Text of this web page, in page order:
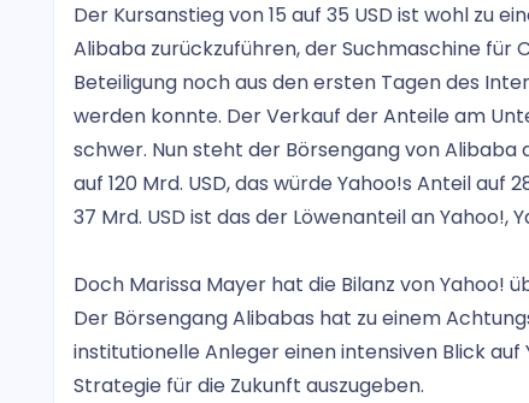
Der Kursanstieg von 15 auf 35 USD ist wohl zu
Alibaba zurückzuführen, der Suchmaschine für
Beteiligung noch aus den ersten Tagen des
werden konnte. Der Verkauf der Anteile am
schwer. Nun steht der Börsengang von
auf 120 Mrd. USD, das würde Yahoo!s Anteil auf
37 Mrd. USD ist das der Löwenanteil an
Doch Marissa Mayer hat die Bilanz von Yahoo!
Der Börsengang Alibabas hat zu einem
institutionelle Anleger einen intensiven Blick auf
Strategie für die Zukunft auszugeben.